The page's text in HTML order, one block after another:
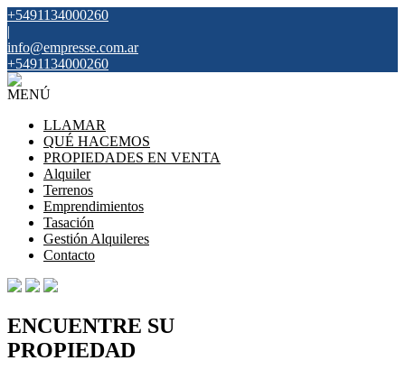
+5491134000260
|
info@empresse.com.ar
+5491134000260
MENÚ
LLAMAR
QUÉ HACEMOS
PROPIEDADES EN VENTA
Alquiler
Terrenos
Emprendimientos
Tasación
Gestión Alquileres
Contacto
ENCUENTRE SU
PROPIEDAD